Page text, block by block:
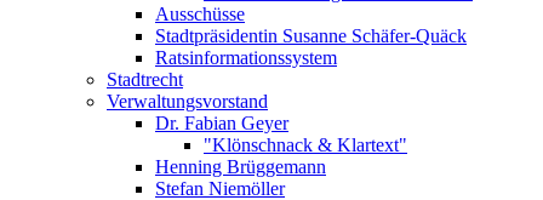
Ausschüsse
Stadtpräsidentin Susanne Schäfer-Quäck
Ratsinformationssystem
Stadtrecht
Verwaltungsvorstand
Dr. Fabian Geyer
"Klönschnack & Klartext"
Henning Brüggemann
Stefan Niemöller